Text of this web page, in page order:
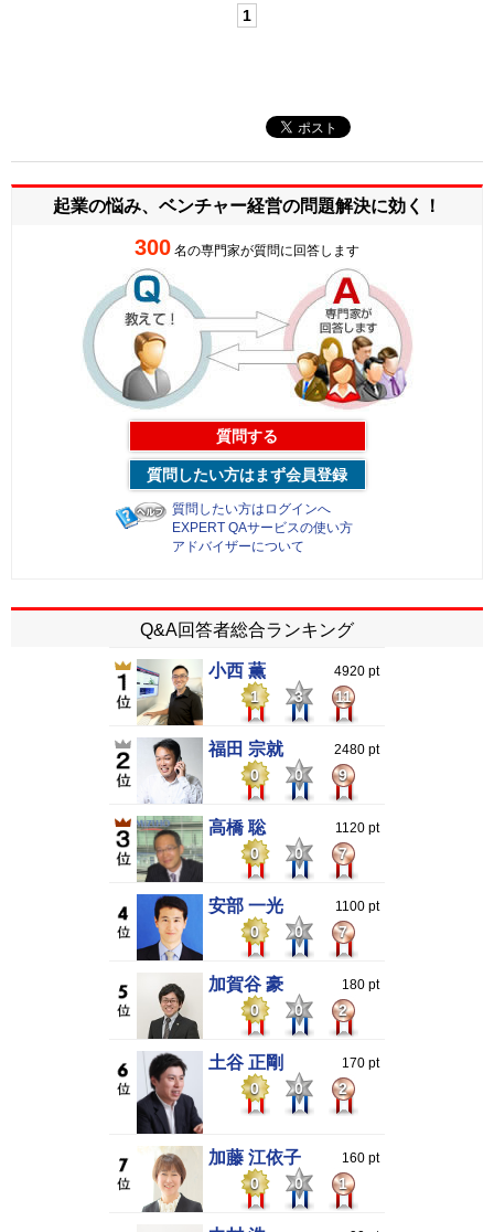
1
起業の悩み、ベンチャー経営の問題解決に効く！
300 名の専門家が質問に回答します
質問する
質問したい方はまず会員登録
質問したい方はログインへ
EXPERT QAサービスの使い方
アドバイザーについて
Q&A回答者総合ランキング
小西 薫 4920 pt
1 3 11
福田 宗就 2480 pt
0 0 9
高橋 聡 1120 pt
0 0 7
安部 一光 1100 pt
0 0 7
加賀谷 豪 180 pt
0 0 2
土谷 正剛 170 pt
0 0 2
加藤 江依子 160 pt
0 0 1